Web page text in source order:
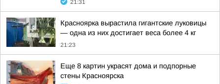
21:31
Красноярка вырастила гигантские луковицы
— одна из них достигает веса более 4 кг
21:23
Еще 8 картин украсят дома и подпорные
стены Красноярска